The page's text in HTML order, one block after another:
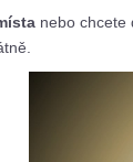
nebo chcete